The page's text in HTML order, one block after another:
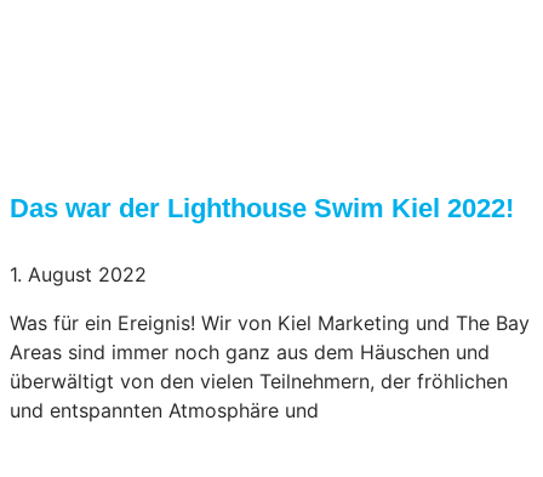
Das war der Lighthouse Swim Kiel 2022!
1. August 2022
Was für ein Ereignis! Wir von Kiel Marketing und The Bay
Areas sind immer noch ganz aus dem Häuschen und
überwältigt von den vielen Teilnehmern, der fröhlichen
und entspannten Atmosphäre und